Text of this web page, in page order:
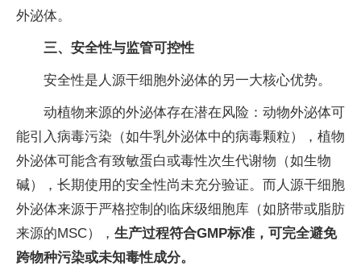
外泌体。
三、安全性与监管可控性
安全性是人源干细胞外泌体的另一大核心优势。
动植物来源的外泌体存在潜在风险：动物外泌体可
能引入病毒污染（如牛乳外泌体中的病毒颗粒），植物
外泌体可能含有致敏蛋白或毒性次生代谢物（如生物
碱），长期使用的安全性尚未充分验证。而人源干细胞
外泌体来源于严格控制的临床级细胞库（如脐带或脂肪
来源的MSC）， 生产过程符合GMP标准，可完全避免
跨物种污染或未知毒性成分。